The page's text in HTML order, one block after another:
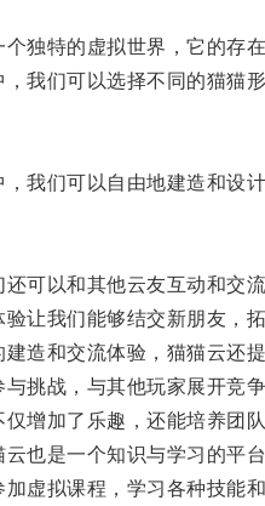
特的虚拟世界，它的存在
们可以选择不同的猫猫形
们可以自由地建造和设计
以和其他云友互动和交流
我们能够结交新朋友，拓
和交流体验，猫猫云还提
战，与其他玩家展开竞争
加了乐趣，还能培养团队
是一个知识与学习的平台
拟课程，学习各种技能和